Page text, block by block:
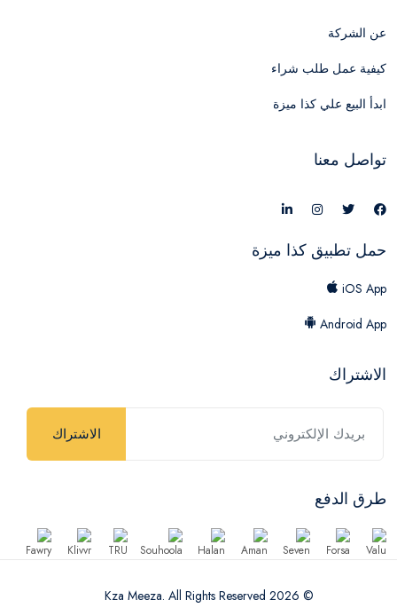
عن الشركة
كيفية عمل طلب شراء
ابدأ البيع علي كذا ميزة
تواصل معنا
حمل تطبيق كذا ميزة
iOS App
Android App
الاشتراك
الاشتراك
طرق الدفع
© 2026 Kza Meeza. All Rights Reserved